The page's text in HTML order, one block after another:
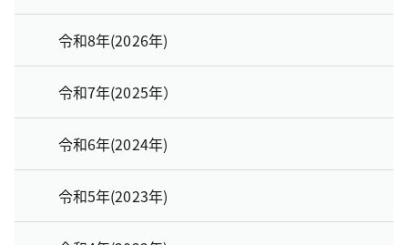
令和8年(2026年)
令和7年(2025年）
令和6年(2024年)
令和5年(2023年)